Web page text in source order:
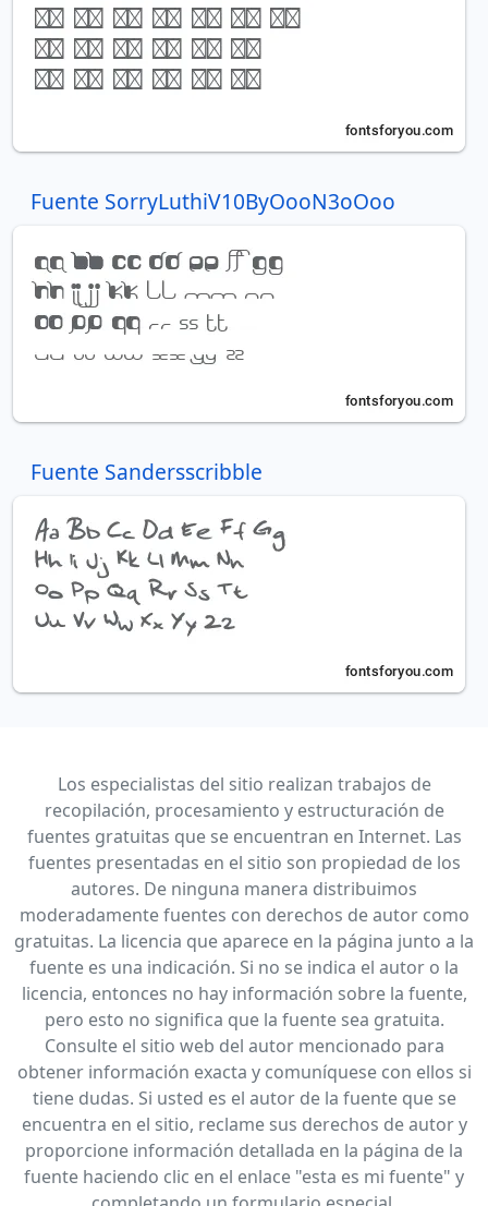
Fuente SorryLuthiV10ByOooN3oOoo
Fuente Sandersscribble
Los especialistas del sitio realizan trabajos de
recopilación, procesamiento y estructuración de
fuentes gratuitas que se encuentran en Internet. Las
fuentes presentadas en el sitio son propiedad de los
autores. De ninguna manera distribuimos
moderadamente fuentes con derechos de autor como
gratuitas. La licencia que aparece en la página junto a la
fuente es una indicación. Si no se indica el autor o la
licencia, entonces no hay información sobre la fuente,
pero esto no significa que la fuente sea gratuita.
Consulte el sitio web del autor mencionado para
obtener información exacta y comuníquese con ellos si
tiene dudas. Si usted es el autor de la fuente que se
encuentra en el sitio, reclame sus derechos de autor y
proporcione información detallada en la página de la
fuente haciendo clic en el enlace "esta es mi fuente" y